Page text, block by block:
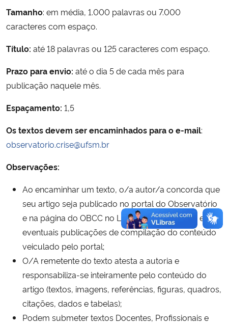
Banco Central do Brasil
Tamanho: em média, 1.000 palavras ou 7.000
caracteres com espaço.
Título: até 18 palavras ou 125 caracteres com espaço.
Prazo para envio: até o dia 5 de cada mês para
publicação naquele mês.
Espaçamento: 1,5
Os textos devem ser encaminhados para o e-mail:
observatorio.crise@ufsm.br
Observações:
Ao encaminhar um texto, o/a autor/a concorda que
seu artigo seja publicado no portal do Observatório
e na página do OBCC no Linkedin, assim como em
eventuais publicações de compilação do conteúdo
veiculado pelo portal;
O/A remetente do texto atesta a autoria e
responsabiliza-se inteiramente pelo conteúdo do
artigo (textos, imagens, referências, figuras, quadros,
citações, dados e tabelas);
Podem submeter textos Docentes, Profissionais e